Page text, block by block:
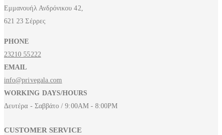
Εμμανουήλ Ανδρόνικου 42,
621 23 Σέρρες
PHONE
23210 55222
EMAIL
info@privegala.com
WORKING DAYS/HOURS
Δευτέρα - Σαββάτο / 9:00AM - 8:00PM
CUSTOMER SERVICE